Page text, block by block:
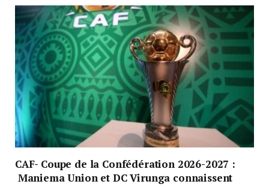
CAF- Coupe de la Confédération 2026-2027 :
Maniema Union et DC Virunga connaissent